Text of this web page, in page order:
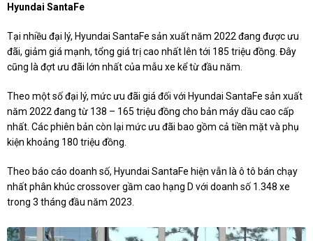
Hyundai SantaFe
Tại nhiều đại lý, Hyundai SantaFe sản xuất năm 2022 đang được ưu
đãi, giảm giá mạnh, tổng giá trị cao nhất lên tới 185 triệu đồng. Đây
cũng là đợt ưu đãi lớn nhất của mẫu xe kể từ đầu năm.
Theo một số đại lý, mức ưu đãi giá đối với Hyundai SantaFe sản xuất
năm 2022 đang từ 138 – 165 triệu đồng cho bản máy dầu cao cấp
nhất. Các phiên bản còn lại mức ưu đãi bao gồm cả tiền mặt và phụ
kiện khoảng 180 triệu đồng.
Theo báo cáo doanh số, Hyundai SantaFe hiện vẫn là ô tô bán chạy
nhất phân khúc crossover gầm cao hạng D với doanh số 1.348 xe
trong 3 tháng đầu năm 2023.